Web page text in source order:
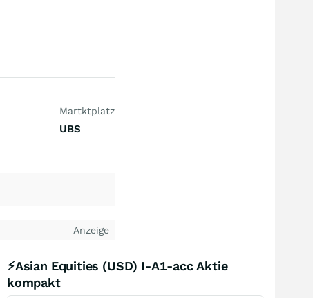
Martktplatz
UBS
Anzeige
⚡Asian Equities (USD) I-A1-acc Aktie
kompakt